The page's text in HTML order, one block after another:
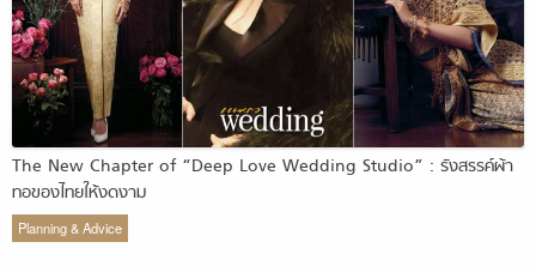
The New Chapter of “Deep Love Wedding Studio” : รังสรรค์ผ้า
ทอของไทยให้งดงาม
Planning & Advice